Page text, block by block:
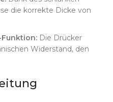
die korrekte Dicke von
Die Drücker
Widerstand, den